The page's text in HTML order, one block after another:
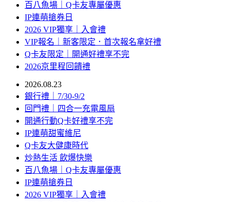
百八魚場｜Q卡友專屬優惠
IP連萌搶券日
2026 VIP獨享｜入會禮
VIP報名｜新客限定．首次報名拿好禮
Q卡友限定｜開通好禮享不完
2026京里程回饋禮
2026.08.23
銀行禮｜7/30-9/2
回門禮｜四合一充電風扇
開通行動Q卡好禮享不完
IP連萌甜蜜維尼
Q卡友大健康時代
炒熱生活 飲爆快樂
百八魚場｜Q卡友專屬優惠
IP連萌搶券日
2026 VIP獨享｜入會禮